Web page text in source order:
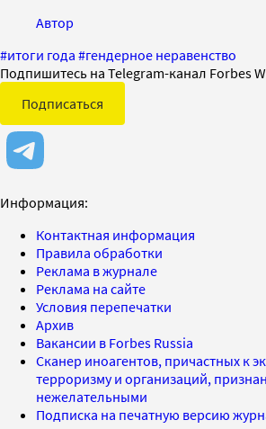
Автор
#итоги года #гендерное неравенство
Подпишитесь на Telegram-канал Forbes
Подписаться
Информация:
Контактная информация
Правила обработки
Реклама в журнале
Реклама на сайте
Условия перепечатки
Архив
Вакансии в Forbes Russia
Сканер иноагентов, причастных к
терроризму и организаций,
нежелательными
Подписка на печатную версию